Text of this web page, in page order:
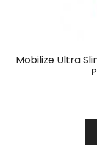
Mobilize Ultra